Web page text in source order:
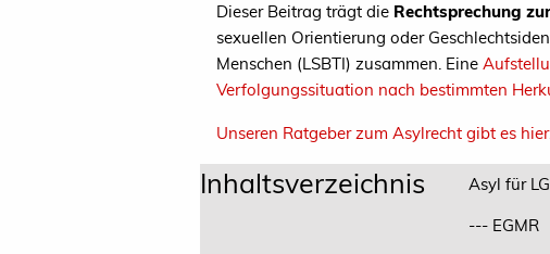
Dieser Beitrag trägt die Rechtsprechung
sexuellen Orientierung oder
Menschen (LSBTI) zusammen. Eine
Verfolgungssituation nach bestimmten
Unseren Ratgeber zum Asylrecht gibt es hier
Inhaltsverzeichnis
Asyl für
--- EGMR